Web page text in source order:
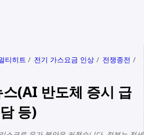
티히트 전기 가스요금 인상
전쟁종전
(AI 반도체 증시 급
등)